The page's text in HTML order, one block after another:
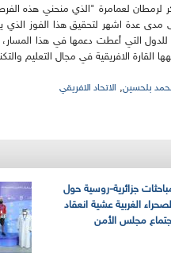
لرمطان لعمامرة "الذي منحني هذه
مدى عدة اشهر لتحقيق هذا الفوز الذي
للدول التي أعطت دعمها في هذا
القارة الافريقية في مجال التعليم
بلحسين, الاتحاد الافريقي
جزائرية-روسية حول
الغربية عشية انعقاد
مجلس الأمن